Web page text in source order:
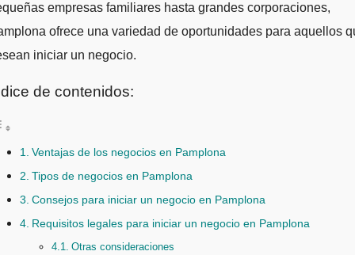
empresas familiares hasta grandes corporaciones,
ofrece una variedad de oportunidades para aquellos
iniciar un negocio.
de contenidos:
Ventajas de los negocios en Pamplona
Tipos de negocios en Pamplona
Consejos para iniciar un negocio en Pamplona
Requisitos legales para iniciar un negocio en Pamplona
Otras consideraciones